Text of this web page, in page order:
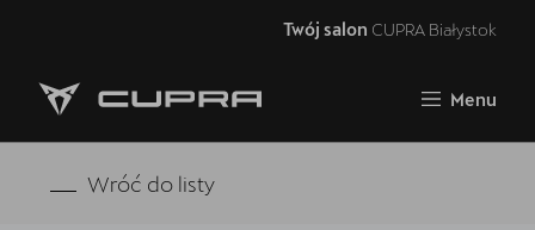
Twój salon CUPRA Białystok
Menu
Strona główna
Oferta i aktualności
Wróć do listy